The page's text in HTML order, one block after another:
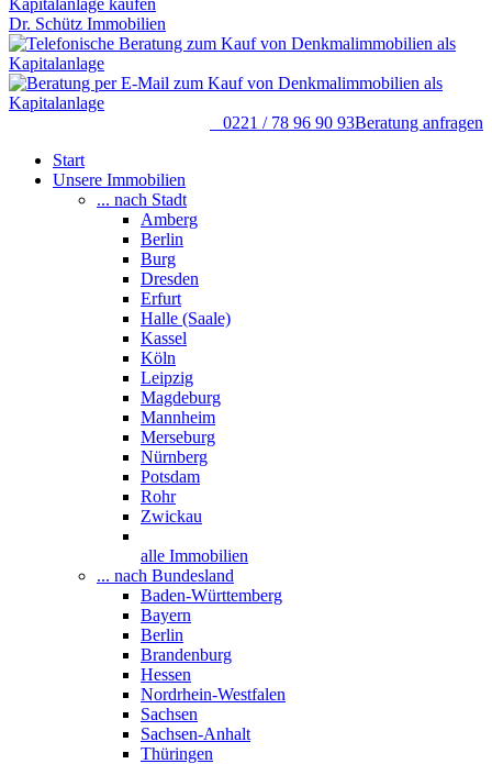
Dr. Schütz Immobilien
0221 / 78 96 90 93Beratung anfragen
Start
Unsere Immobilien
... nach Stadt
Amberg
Berlin
Burg
Dresden
Erfurt
Halle (Saale)
Kassel
Köln
Leipzig
Magdeburg
Mannheim
Merseburg
Nürnberg
Potsdam
Rohr
Zwickau
alle Immobilien
... nach Bundesland
Baden-Württemberg
Bayern
Berlin
Brandenburg
Hessen
Nordrhein-Westfalen
Sachsen
Sachsen-Anhalt
Thüringen